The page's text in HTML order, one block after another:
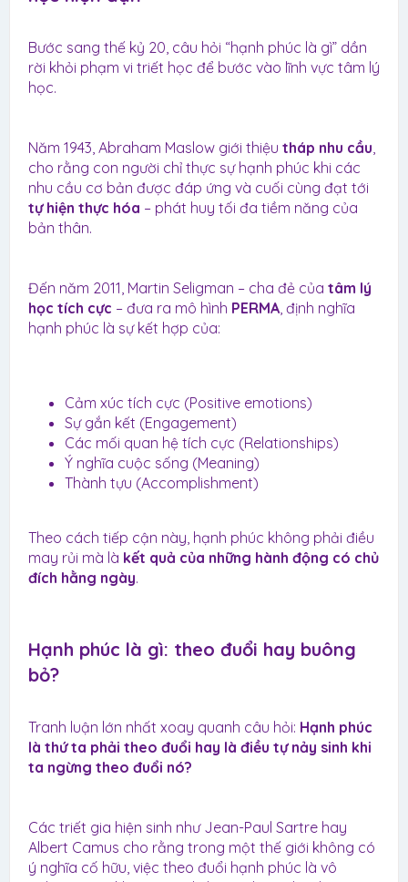
Bước sang thế kỷ 20, câu hỏi “hạnh phúc là gì” dần
rời khỏi phạm vi triết học để bước vào lĩnh vực tâm lý
học.
Năm 1943, Abraham Maslow giới thiệu tháp nhu cầu
cho rằng con người chỉ thực sự hạnh phúc khi các
nhu cầu cơ bản được đáp ứng và cuối cùng đạt tới
tự hiện thực hóa – phát huy tối đa tiềm năng của
bản thân.
Đến năm 2011, Martin Seligman – cha đẻ của tâm lý
học tích cực – đưa ra mô hình PERMA , định nghĩa
hạnh phúc là sự kết hợp của:
Cảm xúc tích cực (Positive emotions)
Sự gắn kết (Engagement)
Các mối quan hệ tích cực (Relationships)
Ý nghĩa cuộc sống (Meaning)
Thành tựu (Accomplishment)
Theo cách tiếp cận này, hạnh phúc không phải điều
may rủi mà là kết quả của những hành động có chủ
đích hằng ngày.
Hạnh phúc là gì: theo đuổi hay buông
bỏ?​
Tranh luận lớn nhất xoay quanh câu hỏi: Hạnh phúc
là thứ ta phải theo đuổi hay là điều tự nảy sinh khi
ta ngừng theo đuổi nó?
Các triết gia hiện sinh như Jean-Paul Sartre hay
Albert Camus cho rằng trong một thế giới không có
ý nghĩa cố hữu, việc theo đuổi hạnh phúc là vô